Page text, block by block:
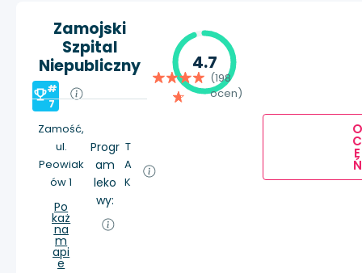
Zamojski
Szpital
Niepubliczny
#
7
Zamość,
ul.
Peowiak
ów 1
Po
każ
na
m
api
e
Progr
am
leko
wy:
T
A
K
4.7
(198
ocen)
O
C
E
Ń